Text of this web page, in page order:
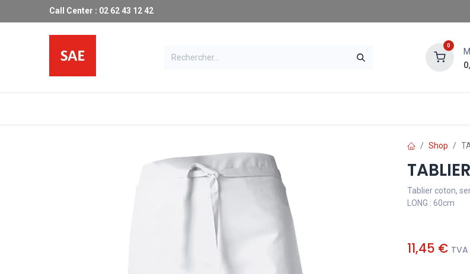
Call Center : 02 62 43 12 42
0
Shop
Tablier coton,
LONG : 60cm
11,45 €